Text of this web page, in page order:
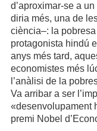
d’aproximar-se a
diria més, una de
ciència–: la
protagonista hindú
anys més tard,
economistes més
l’anàlisi de la
Va arribar a ser
«desenvolupament
premi Nobel